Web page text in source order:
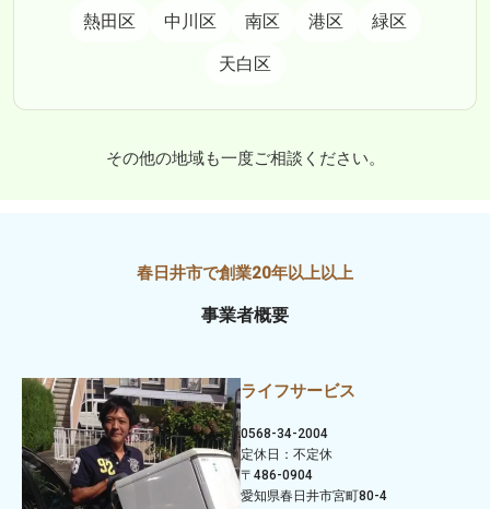
熱田区 中川区 南区 港区 緑区
天白区
その他の地域も一度ご相談ください。
事業者概要
ライフサービス
0568-34-2004
定休日：不定休
〒486-0904
愛知県春日井市宮町80-4